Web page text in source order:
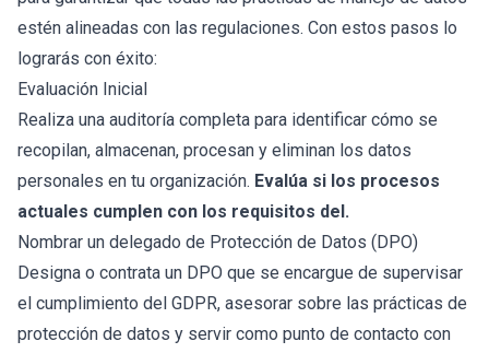
estén alineadas con las regulaciones. Con estos pasos lo
lograrás con éxito:
Evaluación Inicial
Realiza una auditoría completa para identificar cómo se
recopilan, almacenan, procesan y eliminan los datos
personales en tu organización. Evalúa si los procesos
actuales cumplen con los requisitos del.
Nombrar un delegado de Protección de Datos (DPO)
Designa o contrata un DPO que se encargue de supervisar
el cumplimiento del GDPR, asesorar sobre las prácticas de
protección de datos y servir como punto de contacto con